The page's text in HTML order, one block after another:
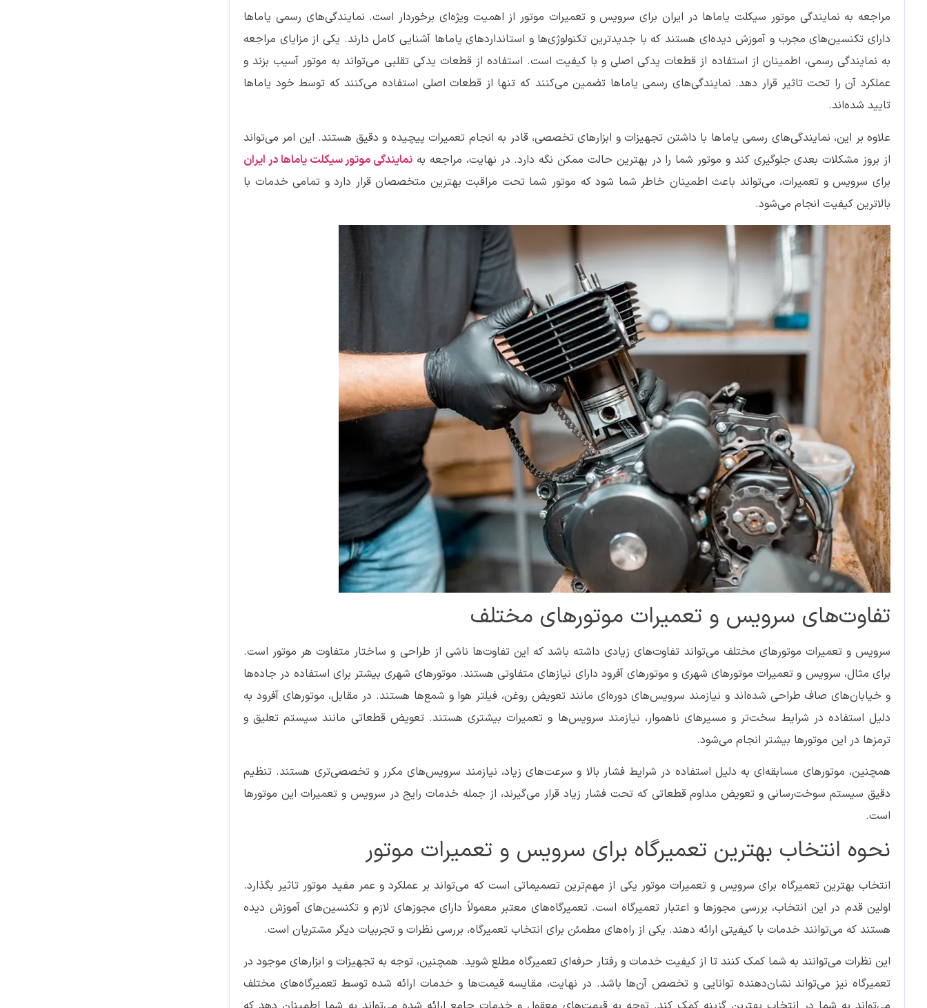
مراجعه به نمایندگی موتور سیکلت یاماها در ایران برای سرویس و تعمیرات موتور از اهمیت ویژه‌ای برخوردار است. نمایندگی‌های رسمی یاماها
دارای تکنسین‌های مجرب و آموزش دیده‌ای هستند که با جدیدترین تکنولوژی‌ها و استانداردهای یاماها آشنایی کامل دارند. یکی از مزایای مراجعه
به نمایندگی رسمی، اطمینان از استفاده از قطعات یدکی اصلی و با کیفیت است. استفاده از قطعات یدکی تقلبی می‌تواند به موتور آسیب بزند و
عملکرد آن را تحت تاثیر قرار دهد. نمایندگی‌های رسمی یاماها تضمین می‌کنند که تنها از قطعات اصلی استفاده می‌کنند که توسط خود یاماها
تایید شده‌اند.
علاوه بر این، نمایندگی‌های رسمی یاماها با داشتن تجهیزات و ابزارهای تخصصی، قادر به انجام تعمیرات پیچیده و دقیق هستند. این امر می‌تواند
از بروز مشکلات بعدی جلوگیری کند و موتور شما را در بهترین حالت ممکن نگه دارد. در نهایت، مراجعه به نمایندگی موتور سیکلت یاماها در ایران
برای سرویس و تعمیرات، می‌تواند باعث اطمینان خاطر شما شود که موتور شما تحت مراقبت بهترین متخصصان قرار دارد و تمامی خدمات با
بالاترین کیفیت انجام می‌شود.
تفاوت‌های سرویس و تعمیرات موتورهای مختلف
سرویس و تعمیرات موتورهای مختلف می‌تواند تفاوت‌های زیادی داشته باشد که این تفاوت‌ها ناشی از طراحی و ساختار متفاوت هر موتور است.
برای مثال، سرویس و تعمیرات موتورهای شهری و موتورهای آفرود دارای نیازهای متفاوتی هستند. موتورهای شهری بیشتر برای استفاده در جاده‌ها
و خیابان‌های صاف طراحی شده‌اند و نیازمند سرویس‌های دوره‌ای مانند تعویض روغن، فیلتر هوا و شمع‌ها هستند. در مقابل، موتورهای آفرود به
دلیل استفاده در شرایط سخت‌تر و مسیرهای ناهموار، نیازمند سرویس‌ها و تعمیرات بیشتری هستند. تعویض قطعاتی مانند سیستم تعلیق و
ترمزها در این موتورها بیشتر انجام می‌شود.
همچنین، موتورهای مسابقه‌ای به دلیل استفاده در شرایط فشار بالا و سرعت‌های زیاد، نیازمند سرویس‌های مکرر و تخصصی‌تری هستند. تنظیم
دقیق سیستم سوخت‌رسانی و تعویض مداوم قطعاتی که تحت فشار زیاد قرار می‌گیرند، از جمله خدمات رایج در سرویس و تعمیرات این موتورها
است.
نحوه انتخاب بهترین تعمیرگاه برای سرویس و تعمیرات موتور
انتخاب بهترین تعمیرگاه برای سرویس و تعمیرات موتور یکی از مهم‌ترین تصمیماتی است که می‌تواند بر عملکرد و عمر مفید موتور تاثیر بگذارد.
اولین قدم در این انتخاب، بررسی مجوزها و اعتبار تعمیرگاه است. تعمیرگاه‌های معتبر معمولاً دارای مجوزهای لازم و تکنسین‌های آموزش دیده
هستند که می‌توانند خدمات با کیفیتی ارائه دهند. یکی از راه‌های مطمئن برای انتخاب تعمیرگاه، بررسی نظرات و تجربیات دیگر مشتریان است.
این نظرات می‌توانند به شما کمک کنند تا از کیفیت خدمات و رفتار حرفه‌ای تعمیرگاه مطلع شوید. همچنین، توجه به تجهیزات و ابزارهای موجود در
تعمیرگاه نیز می‌تواند نشان‌دهنده توانایی و تخصص آن‌ها باشد. در نهایت، مقایسه قیمت‌ها و خدمات ارائه شده توسط تعمیرگاه‌های مختلف